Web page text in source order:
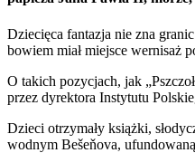
Dziecięca fantazja nie zna
bowiem miał miejsce wernisaż
O takich pozycjach, jak
przez dyrektora Instytutu
Dzieci otrzymały książki,
wodnym Bešeňova,